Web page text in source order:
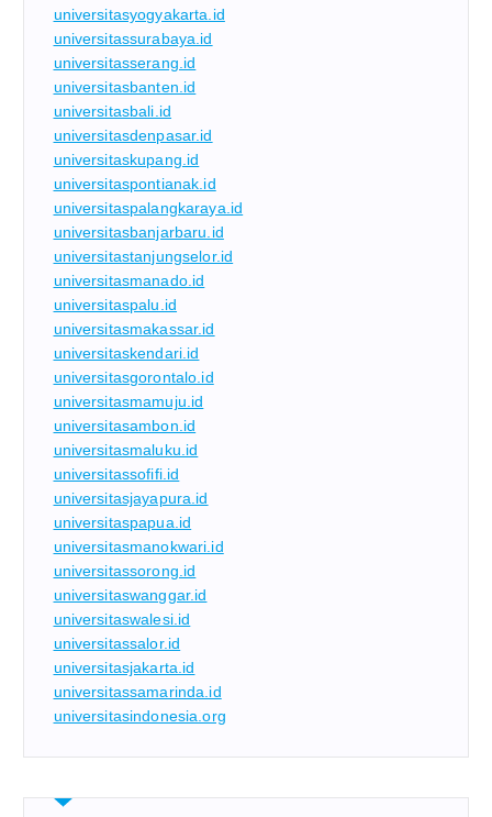
universitasyogyakarta.id
universitassurabaya.id
universitasserang.id
universitasbanten.id
universitasbali.id
universitasdenpasar.id
universitaskupang.id
universitaspontianak.id
universitaspalangkaraya.id
universitasbanjarbaru.id
universitastanjungselor.id
universitasmanado.id
universitaspalu.id
universitasmakassar.id
universitaskendari.id
universitasgorontalo.id
universitasmamuju.id
universitasambon.id
universitasmaluku.id
universitassofifi.id
universitasjayapura.id
universitaspapua.id
universitasmanokwari.id
universitassorong.id
universitaswanggar.id
universitaswalesi.id
universitassalor.id
universitasjakarta.id
universitassamarinda.id
universitasindonesia.org